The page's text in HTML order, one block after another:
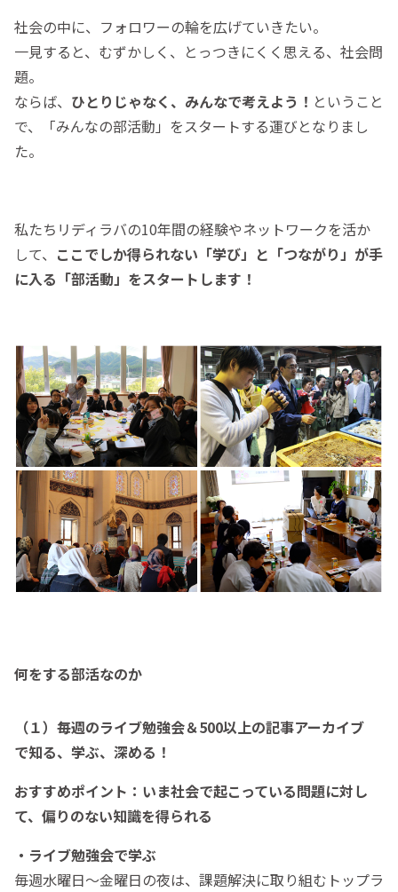
社会の中に、フォロワーの輪を広げていきたい。
一見すると、むずかしく、とっつきにくく思える、社会問
題。
ならば、 ひとりじゃなく、みんなで考えよう！ ということ
で、「みんなの部活動」をスタートする運びとなりまし
た。
私たちリディラバの10年間の経験やネットワークを活か
して、 ここでしか得られない「学び」と「つながり」が手
に入る「部活動」をスタートします！
何をする部活なのか
（１）毎週のライブ勉強会＆500以上の記事アーカイブ
で知る、学ぶ、深める！
おすすめポイント：いま社会で起こっている問題に対し
て、偏りのない知識を得られる
・ライブ勉強会で学ぶ
毎週水曜日～金曜日の夜は、課題解決に取り組むトップラ